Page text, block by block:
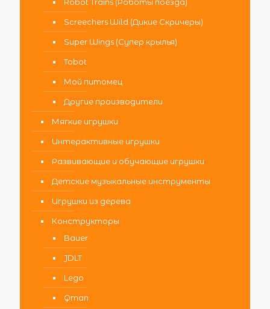
Screechers Wild (Дикие Скричеры)
Super Wings (Супер крылья)
Tobot
Мой питомец
Другие производители
Мягкие игрушки
Интерактивные игрушки
Развивающие и обучающие игрушки
Детские музыкальные инструменты
Игрушки из дерева
Конструкторы
Bauer
JDLT
Lego
Qman